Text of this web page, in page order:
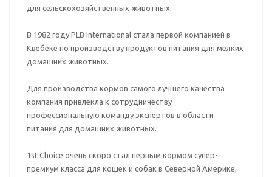
для сельскохозяйственных животных.
В 1982 году PLB International стала первой компанией в
Квебеке по производству продуктов питания для мелких
домашних животных.
Для производства кормов самого лучшего качества
компания привлекла к сотрудничеству
профессиональную команду экспертов в области
питания для домашних животных.
1st Choice очень скоро стал первым кормом супер-
премиум класса для кошек и собак в Северной Америке,